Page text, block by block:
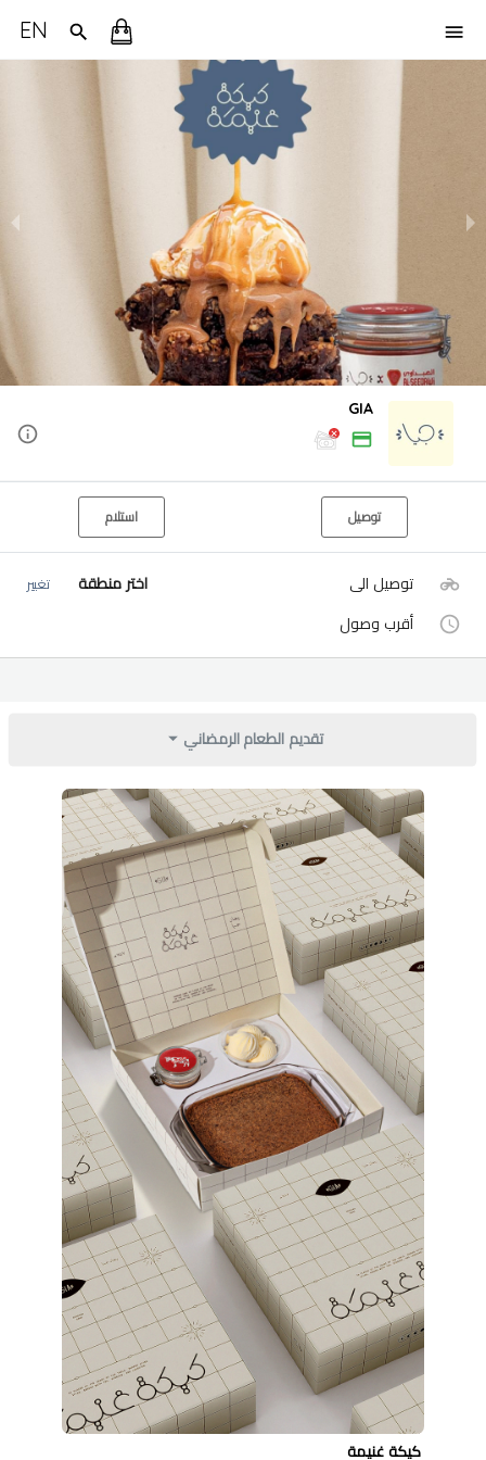
EN
GIA
توصيل استلام
توصيل الى اختر منطقة تغيير
أقرب وصول
تقديم الطعام الرمضاني
كيكة غنيمة